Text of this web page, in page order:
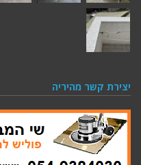
יצירת קשר מהיריה